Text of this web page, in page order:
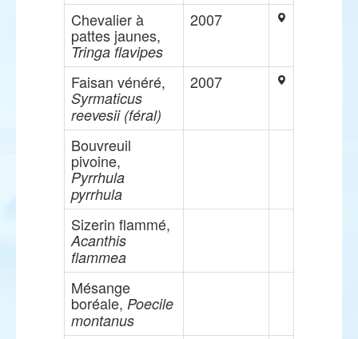
Chevalier à
pattes jaunes,
Tringa flavipes
2007
Faisan vénéré,
Syrmaticus
reevesii (féral)
2007
Bouvreuil
pivoine,
Pyrrhula
pyrrhula
Sizerin flammé,
Acanthis
flammea
Mésange
boréale, Poecile
montanus